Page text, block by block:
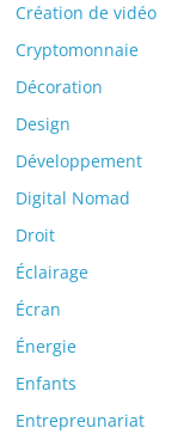
Création de vidéo
Cryptomonnaie
Décoration
Design
Développement
Digital Nomad
Droit
Éclairage
Écran
Énergie
Enfants
Entrepreunariat